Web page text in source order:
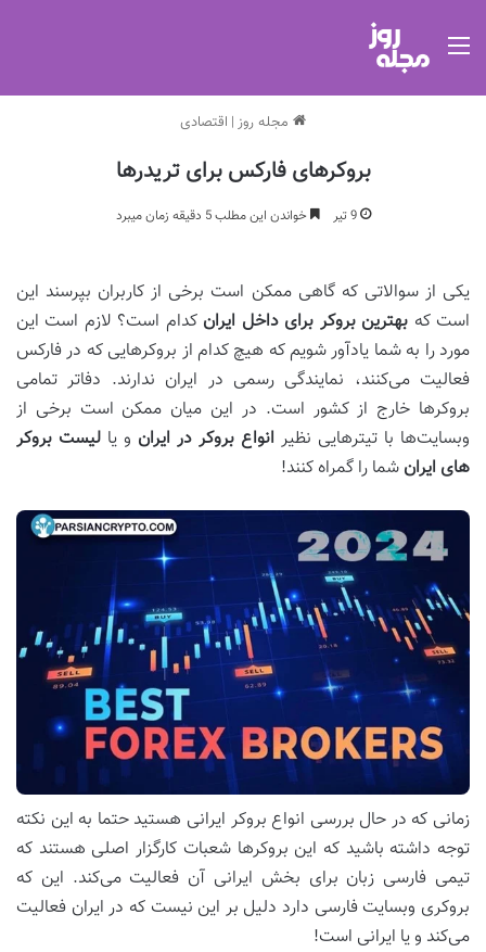
مجله روز | اقتصادی
بروکرهای فارکس برای تریدرها
9 تیر خواندن این مطلب 5 دقیقه زمان میبرد
یکی از سوالاتی که گاهی ممکن است برخی از کاربران بپرسند این
است که بهترین بروکر برای داخل ایران کدام است؟ لازم است این
مورد را به شما یادآور شویم که هیچ کدام از بروکرهایی که در فارکس
فعالیت می‌کنند، نمایندگی رسمی در ایران ندارند. دفاتر تمامی
بروکرها خارج از کشور است. در این میان ممکن است برخی از
وبسایت‌ها با تیترهایی نظیر انواع بروکر در ایران و یا لیست بروکر
های ایران شما را گمراه کنند!
زمانی که در حال بررسی انواع بروکر ایرانی هستید حتما به این نکته
توجه داشته باشید که این بروکرها شعبات کارگزار اصلی هستند که
تیمی فارسی زبان برای بخش ایرانی آن فعالیت می‌کند. این که
بروکری وبسایت فارسی دارد دلیل بر این نیست که در ایران فعالیت
می‌کند و یا ایرانی است!